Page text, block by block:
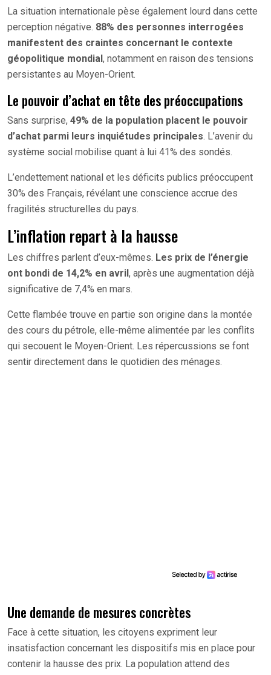
La situation internationale pèse également lourd dans cette
perception négative. 88% des personnes interrogées
manifestent des craintes concernant le contexte
géopolitique mondial, notamment en raison des tensions
persistantes au Moyen-Orient.
Le pouvoir d’achat en tête des préoccupations
Sans surprise, 49% de la population placent le pouvoir
d’achat parmi leurs inquiétudes principales. L’avenir du
système social mobilise quant à lui 41% des sondés.
L’endettement national et les déficits publics préoccupent
30% des Français, révélant une conscience accrue des
fragilités structurelles du pays.
L’inflation repart à la hausse
Les chiffres parlent d’eux-mêmes. Les prix de l’énergie
ont bondi de 14,2% en avril, après une augmentation déjà
significative de 7,4% en mars.
Cette flambée trouve en partie son origine dans la montée
des cours du pétrole, elle-même alimentée par les conflits
qui secouent le Moyen-Orient. Les répercussions se font
sentir directement dans le quotidien des ménages.
Une demande de mesures concrètes
Face à cette situation, les citoyens expriment leur
insatisfaction concernant les dispositifs mis en place pour
contenir la hausse des prix. La population attend des